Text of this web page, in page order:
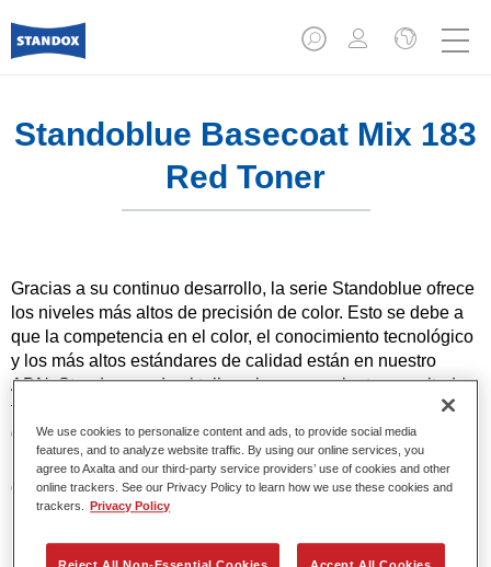
Standoblue Basecoat Mix 183
Red Toner
Gracias a su continuo desarrollo, la serie Standoblue ofrece
los niveles más altos de precisión de color. Esto se debe a
que la competencia en el color, el conocimiento tecnológico
y los más altos estándares de calidad están en nuestro
ADN. Standox ayuda al taller a lograr excelentes resultados,
tanto en las reparaciones sencillas como en los retos más
desafiantes.
Características del producto
Colores sólidos y de efecto con tecnología de pigmento
Excepcional precisión de color.
We use cookies to personalize content and ads, to provide social media
features, and to analyze website traffic. By using our online services, you
agree to Axalta and our third-party service providers’ use of cookies and other
online trackers. See our Privacy Policy to learn how we use these cookies and
trackers.
Privacy Policy